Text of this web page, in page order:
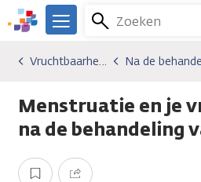
Overslaan
en
gaan
We
er
je.
Kanker.nl
Zoeken
Menu
Gevolgen van kanker
Vruchtbaarheid en kanker
Na de behandeling van kanker
Vruchtbaarheid en kanker
Na de
Menstruatie en je
na de behandeling
Opslaan Delen